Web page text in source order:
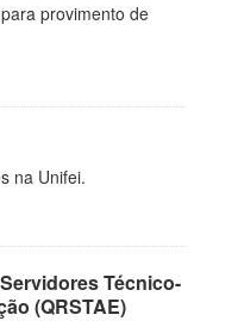
provimento de
na Unifei.
Técnico-
(QRSTAE)